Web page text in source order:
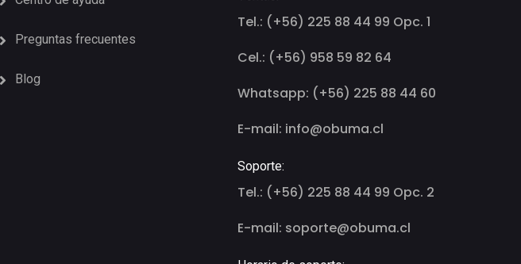
Preguntas frecuentes
Blog
Tel.: (+56) 225 88 44 99 Opc. 1
Cel.: (+56) 958 59 82 64
Whatsapp: (+56) 225 88 44 60
E-mail: info@obuma.cl
Soporte:
Tel.: (+56) 225 88 44 99 Opc. 2
E-mail: soporte@obuma.cl